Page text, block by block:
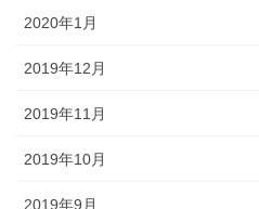
2020年1月
2019年12月
2019年11月
2019年10月
2019年9月